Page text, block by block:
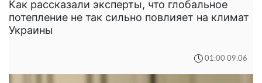
Как рассказали эксперты, что глобальное
потепление не так сильно повлияет на климат
Украины
01:00 09.06